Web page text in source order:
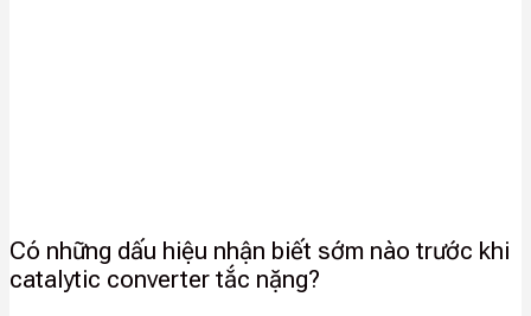
Có những dấu hiệu nhận biết sớm nào trước khi
catalytic converter tắc nặng?